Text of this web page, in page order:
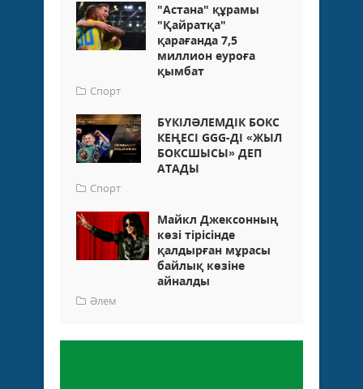
"Астана" құрамы
"Қайратқа"
қарағанда 7,5
миллион еуроға
қымбат
Спорт
БҮКІЛӘЛЕМДІК БОКС
КЕҢЕСІ GGG-ДІ «ЖЫЛ
БОКСШЫСЫ» ДЕП
АТАДЫ
Спорт
Майкл Джексонның
көзі тірісінде
қалдырған мұрасы
байлық көзіне
айналды
Әлем